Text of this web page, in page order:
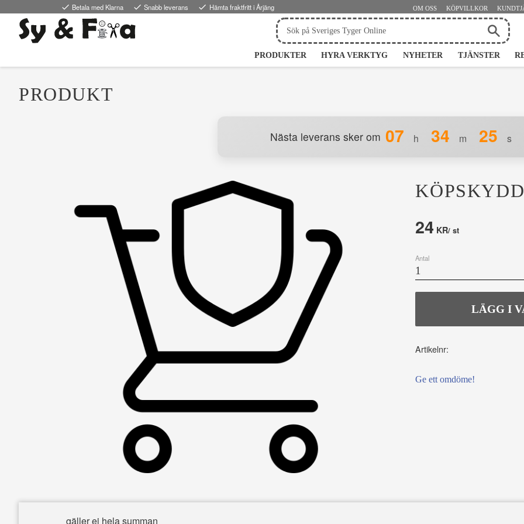
done Betala med Klarna done Snabb leverans done Hämta fraktfritt i Årjäng OM OSS KÖPVILLKOR
PRODUKTER HYRA VERKTYG NYHETER TJÄNSTER
PRODUKT
Nästa leverans sker om 07 h 34 m 25 s
KÖPSKYDD
24 KR/st
Antal
Artikelnr
Ge ett omdöme!
gäller ej hela summan